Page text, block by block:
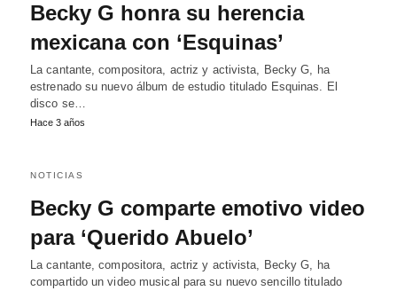
Becky G honra su herencia
mexicana con ‘Esquinas’
La cantante, compositora, actriz y activista, Becky G, ha
estrenado su nuevo álbum de estudio titulado Esquinas. El
disco se…
Hace 3 años
NOTICIAS
Becky G comparte emotivo video
para ‘Querido Abuelo’
La cantante, compositora, actriz y activista, Becky G, ha
compartido un video musical para su nuevo sencillo titulado